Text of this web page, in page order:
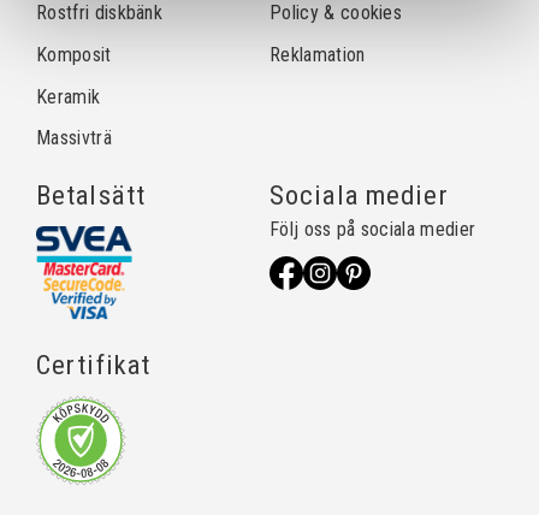
Rostfri diskbänk
Komposit
Keramik
Massivträ
Policy & cookies
Reklamation
Betalsätt
Certifikat
Sociala medier
Följ oss på sociala medier